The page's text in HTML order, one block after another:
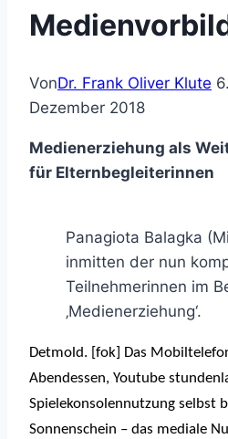
VonDr. Frank Oliver Klute
Dezember 2018
Medienerziehung als
für Elternbegleiterinnen
Panagiota Balagka
inmitten der nun
Teilnehmerinnen im
‚Medienerziehung‘.
Detmold. [fok] Das
Abendessen, Youtube
Spielekonsolennutzung selbst
Sonnenschein – das mediale